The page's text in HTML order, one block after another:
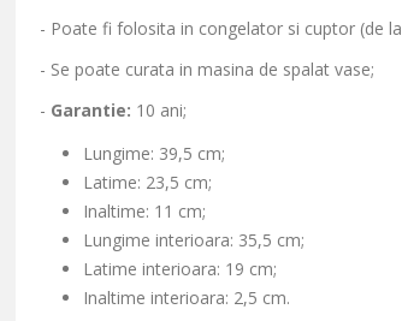
- Poate fi folosita in congelator si cuptor (de la
- Se poate curata in masina de spalat vase;
- Garantie: 10 ani;
Lungime: 39,5 cm;
Latime: 23,5 cm;
Inaltime: 11 cm;
Lungime interioara: 35,5 cm;
Latime interioara: 19 cm;
Inaltime interioara: 2,5 cm.